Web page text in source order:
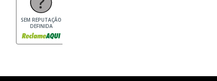
SEM REPUTAÇÃO
DEFINIDA